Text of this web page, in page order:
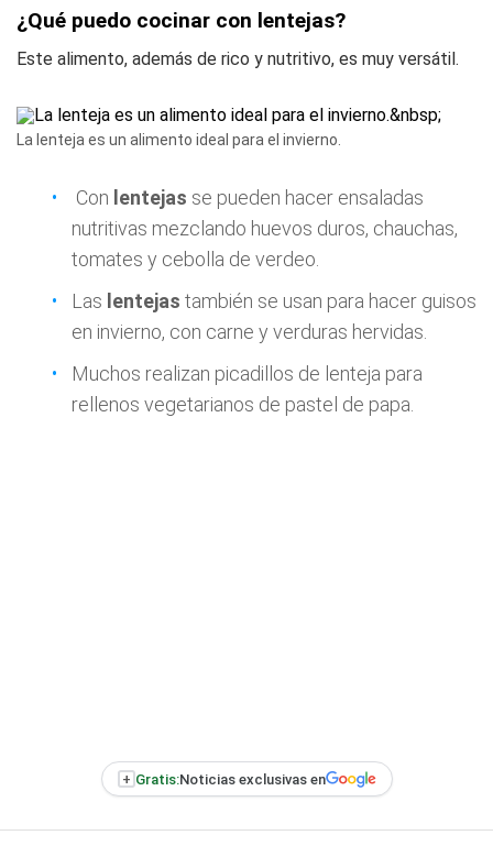
¿Qué puedo cocinar con lentejas?
Este alimento, además de rico y nutritivo, es muy versátil.
La lenteja es un alimento ideal para el invierno.
Con lentejas se pueden hacer ensaladas
nutritivas mezclando huevos duros, chauchas,
tomates y cebolla de verdeo.
Las lentejas también se usan para hacer guisos
en invierno, con carne y verduras hervidas.
Muchos realizan picadillos de lenteja para
rellenos vegetarianos de pastel de papa.
+ Gratis:Noticias exclusivas en